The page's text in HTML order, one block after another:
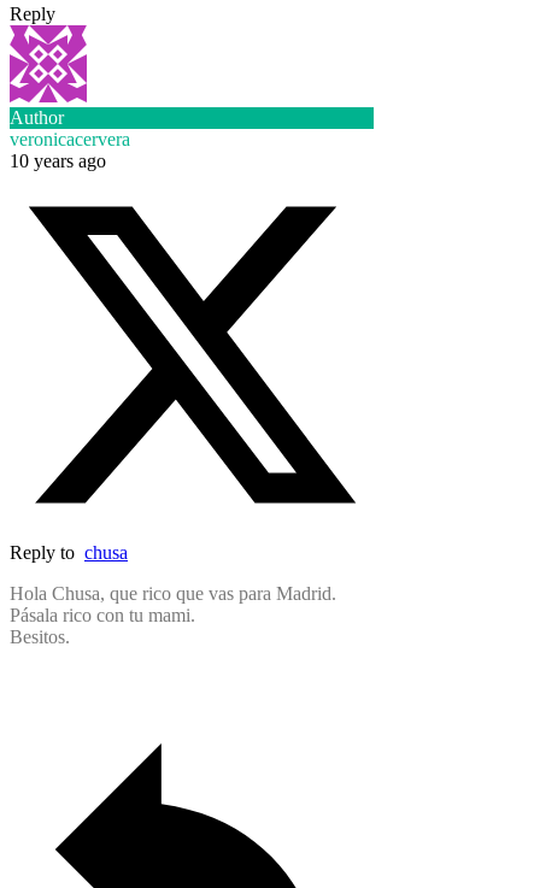
Reply
Author
veronicacervera
10 years ago
Reply to chusa
Hola Chusa, que rico que vas para Madrid.
Pásala rico con tu mami.
Besitos.